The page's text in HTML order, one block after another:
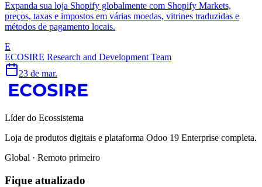
Expanda sua loja Shopify globalmente com Shopify Markets,
preços, taxas e impostos em várias moedas, vitrines traduzidas e
métodos de pagamento locais.
E
ECOSIRE Research and Development Team
23 de mar.
Líder do Ecossistema
Loja de produtos digitais e plataforma Odoo 19 Enterprise completa.
Global · Remoto primeiro
Fique atualizado